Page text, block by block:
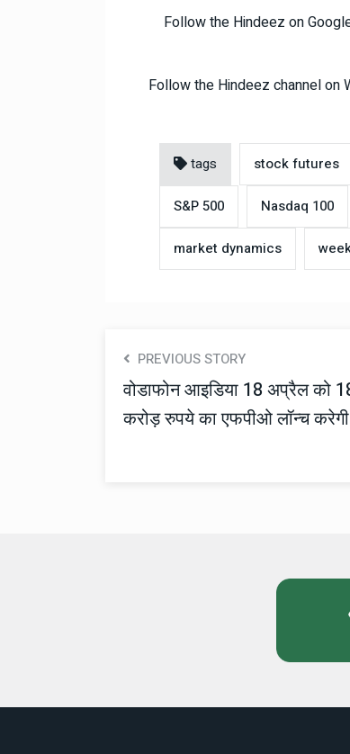
Follow the Hindeez on
Follow the Hindeez channel on
tags stock futures
S&P 500 Nasdaq 100
market dynamics
PREVIOUS STORY
वोडाफोन आइडिया 18 अप्रैल को
करोड़ रुपये का एफपीओ लॉन्च